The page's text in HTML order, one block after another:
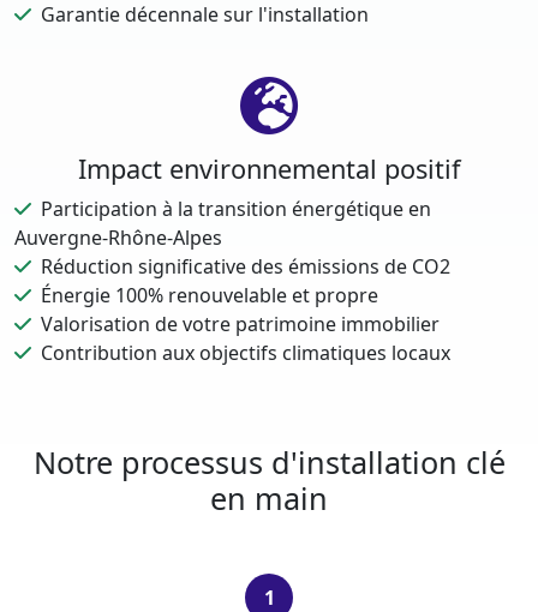
Garantie décennale sur l'installation
Impact environnemental positif
Participation à la transition énergétique en
Auvergne-Rhône-Alpes
Réduction significative des émissions de CO2
Énergie 100% renouvelable et propre
Valorisation de votre patrimoine immobilier
Contribution aux objectifs climatiques locaux
Notre processus d'installation clé
en main
1